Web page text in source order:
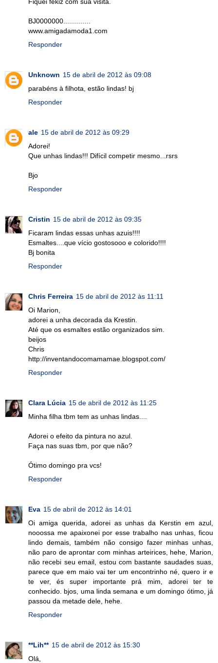
BJ0000000..............
www.amigadamoda1.com
Responder
Unknown 15 de abril de 2012 às 09:08
parabéns à filhota, estão lindas! bj
Responder
ale 15 de abril de 2012 às 09:29
Adorei!
Que unhas lindas!!! Difícil competir mesmo...rsrs
Bjo
Responder
Cristin 15 de abril de 2012 às 09:35
Ficaram lindas essas unhas azuis!!!!
Esmaltes....que vício gostosooo e colorido!!!!
Bj bonita
Responder
Chris Ferreira 15 de abril de 2012 às 11:11
Oi Marion,
adorei a unha decorada da Krestin.
Até que os esmaltes estão organizados sim.
beijos
Chris
http://inventandocomamamae.blogspot.com/
Responder
Clara Lúcia 15 de abril de 2012 às 11:25
Minha filha tbm tem as unhas lindas....
Adorei o efeito da pintura no azul.
Faça nas suas tbm, por que não?
Ótimo domingo pra vcs!
Responder
Eva 15 de abril de 2012 às 14:01
Oi amiga querida, adorei as unhas da Kerstin em azul,
nooossa me apaixonei por esse trabalho nas unhas, ficou
lindo demais, também não consigo fazer minhas unhas,
não paro de aprontar com minhas arteirices, hehe, Marion,
não recebi seu email, estou com bastante saudades suas,
parece que em maio vai ter um encontrinho né, quero ir e
te ver, és super importante prá mim, adorei ter te
conhecido. bjos, uma linda semana e um domingo ótimo, já
passou da metade dele, hehe.
Responder
**Lih** 15 de abril de 2012 às 15:30
Olá,